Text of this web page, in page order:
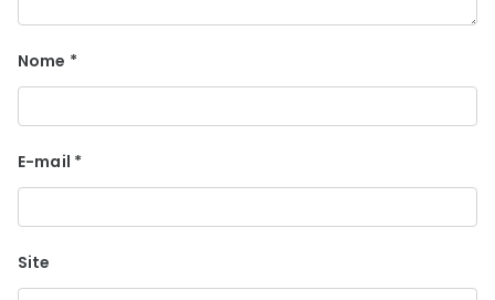
Nome *
E-mail *
Site